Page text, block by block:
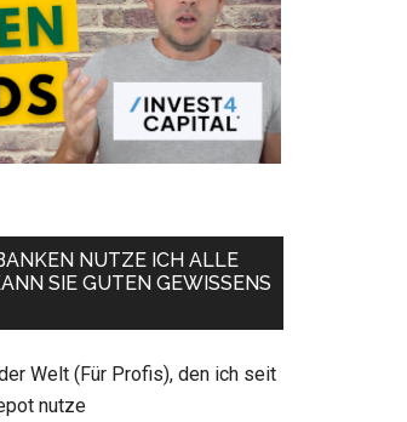
NUTZE ICH ALLE
SIE GUTEN GEWISSENS
Welt (Für Profis), den ich seit
nutze